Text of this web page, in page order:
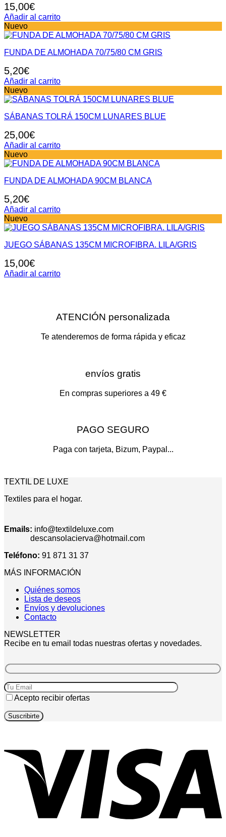
15,00€
Añadir al carrito
Nuevo
FUNDA DE ALMOHADA 70/75/80 CM GRIS
5,20€
Añadir al carrito
Nuevo
SÁBANAS TOLRÁ 150CM LUNARES BLUE
25,00€
Añadir al carrito
Nuevo
FUNDA DE ALMOHADA 90CM BLANCA
5,20€
Añadir al carrito
Nuevo
JUEGO SÁBANAS 135CM MICROFIBRA. LILA/GRIS
15,00€
Añadir al carrito
ATENCIÓN personalizada
Te atenderemos de forma rápida y eficaz
envíos gratis
En compras superiores a 49 €
PAGO SEGURO
Paga con tarjeta, Bizum, Paypal...
TEXTIL DE LUXE
Textiles para el hogar.
Emails: info@textildeluxe.com
descansolacierva@hotmail.com
Teléfono: 91 871 31 37
MÁS INFORMACIÓN
Quiénes somos
Lista de deseos
Envíos y devoluciones
Contacto
NEWSLETTER
Recibe en tu email todas nuestras ofertas y novedades.
Acepto recibir ofertas